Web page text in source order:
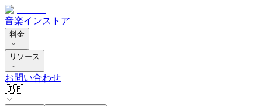
音楽インストア
料金
リソース
お問い合わせ
🇯🇵